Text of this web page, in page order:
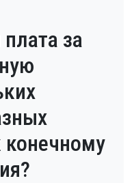
за
конечному